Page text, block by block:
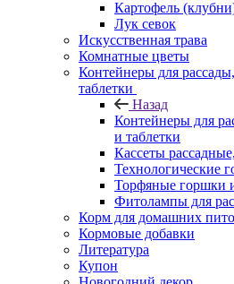
Картофель
Лук севок
Искусственная трава
Комнатные цветы
Контейнеры для
таблетки
Назад
Контейнеры для
и таблетки
Кассеты
Технологические
Торфяные горшки
Фитолампы для
Корм для домашних
Кормовые добавки
Литература
Купон